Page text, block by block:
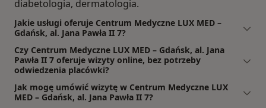
diabetologia, dermatologia.
Jakie usługi oferuje Centrum Medyczne LUX MED –
Gdańsk, al. Jana Pawła II 7?
Czy Centrum Medyczne LUX MED – Gdańsk, al. Jana
Pawła II 7 oferuje wizyty online, bez potrzeby
odwiedzenia placówki?
Jak mogę umówić wizytę w Centrum Medyczne LUX
MED – Gdańsk, al. Jana Pawła II 7?